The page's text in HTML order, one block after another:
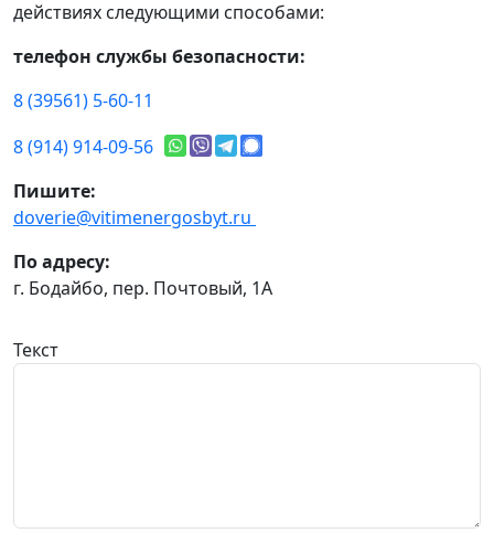
действиях следующими способами:
телефон службы безопасности:
8 (39561) 5-60-11
8 (914) 914-09-56
Пишите:
doverie@vitimenergosbyt.ru
По адресу:
г. Бодайбо, пер. Почтовый, 1А
Текст